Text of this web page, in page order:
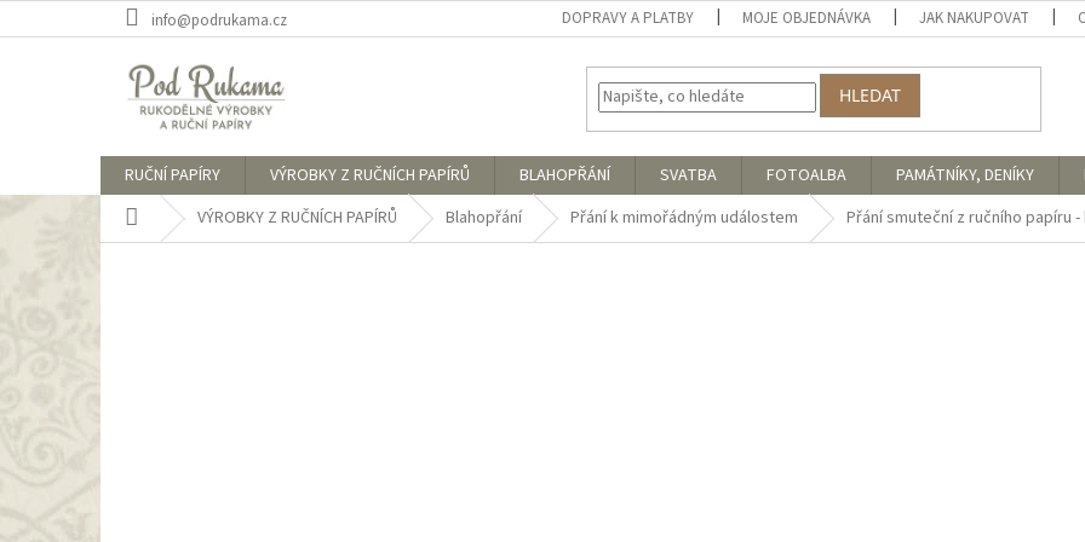
na
info@podrukama.cz DOPRAVY A PLATBY MOJE OBJEDNÁVKA JAK NAKUPOVAT
HLEDAT
RUČNÍ PAPÍRY VÝROBKY Z RUČNÍCH PAPÍRŮ BLAHOPŘÁNÍ SVATBA FOTOALBA PAMÁTNÍKY, DENÍKY
Domů VÝROBKY Z RUČNÍCH PAPÍRŮ Blahopřání Přání k mimořádným událostem Přání smuteční z ručního papíru -